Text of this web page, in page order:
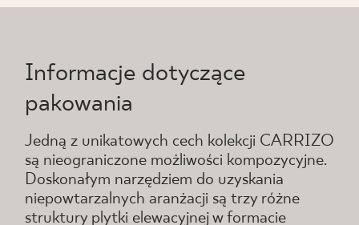
Informacje dotyczące
pakowania
Jedną z unikatowych cech kolekcji CARRIZO
są nieograniczone możliwości kompozycyjne.
Doskonałym narzędziem do uzyskania
niepowtarzalnych aranżacji są trzy różne
struktury plytki elewacyjnej w formacie